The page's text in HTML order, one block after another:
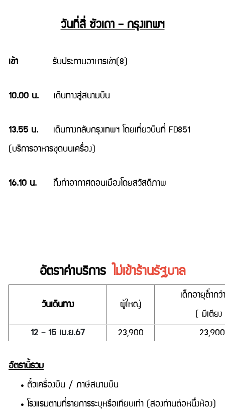
วันที่สี่ ซัวเถา – กรุงเทพฯ
เช้ารับประทานอาหารเช้า(8)
10.00 น. เดินทางสู่สนามบิน
13.55 น. เดินทางกลับกรุงเทพฯ โดยเที่ยวบินที่ FD851
(บริการอาหารชุดบนเครื่อง)
16.10 น. ถึงท่าอากาศดอนเมืองโดยสวัสดิภาพ
อัตราค่าบริการไม่เข้าร้านรัฐบาล
วันเดินทาง ผู้ใหญ่
เด็กอายุต่ำก
( มีเตีย
12 – 15 เม.ย.67
23,900 23,900
อัตรานี้รวม
• ตั๋วเครื่องบิน / ภาษีสนามบิน
• โรงแรมตามที่รายการระบุหรือเทียบเท่า (สองท่านต่อหนึ่งห้อง)